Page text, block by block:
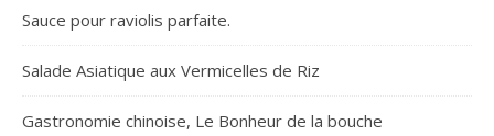
Sauce pour raviolis parfaite.
Salade Asiatique aux Vermicelles de Riz
Gastronomie chinoise, Le Bonheur de la bouche